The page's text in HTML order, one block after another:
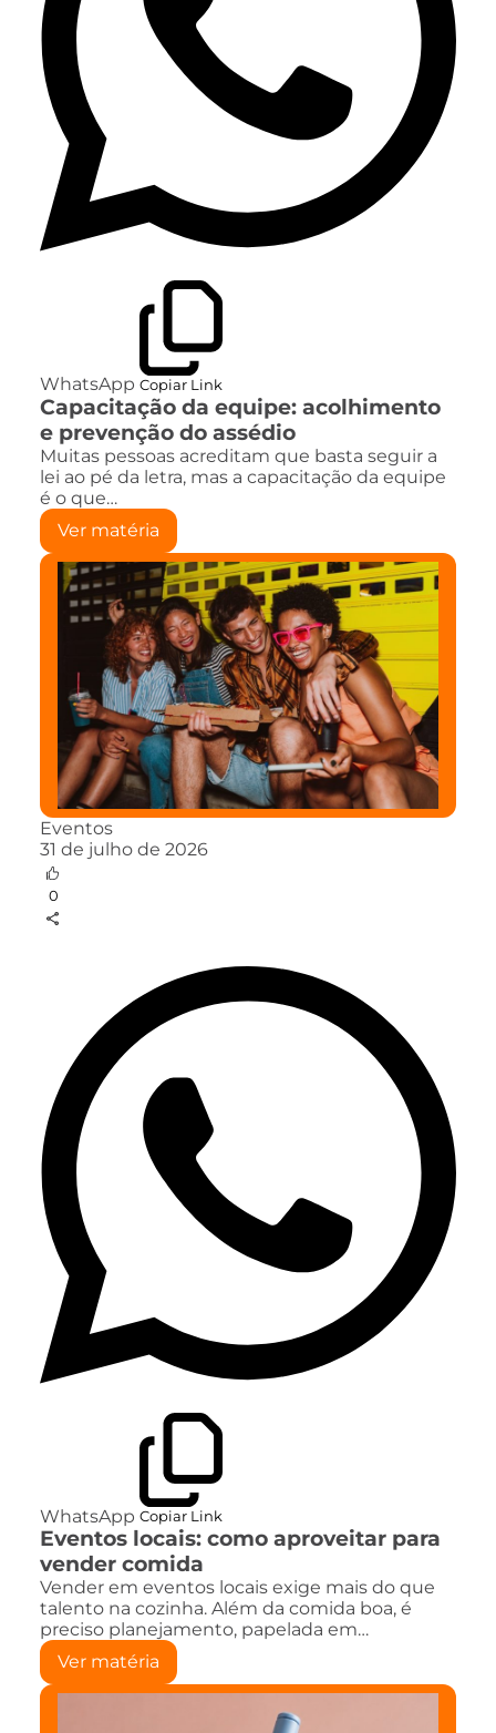
WhatsApp Copiar Link
Capacitação da equipe: acolhimento
e prevenção do assédio
Muitas pessoas acreditam que basta seguir a
lei ao pé da letra, mas a capacitação da equipe
é o que…
Ver matéria
Eventos
31 de julho de 2026
0
WhatsApp Copiar Link
Eventos locais: como aproveitar para
vender comida
Vender em eventos locais exige mais do que
talento na cozinha. Além da comida boa, é
preciso planejamento, papelada em…
Ver matéria